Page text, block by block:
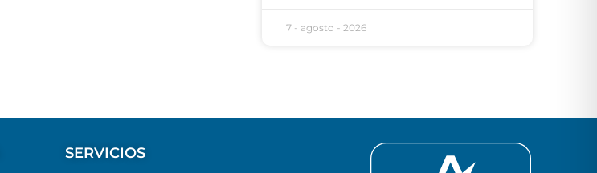
7 - agosto - 2026
SERVICIOS